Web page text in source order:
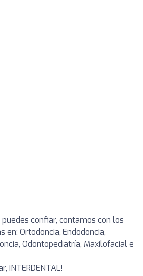
confiar, contamos con los
en: Ortodoncia, Endodoncia,
Odontopediatría, Maxilofacial e
iNTERDENTAL!